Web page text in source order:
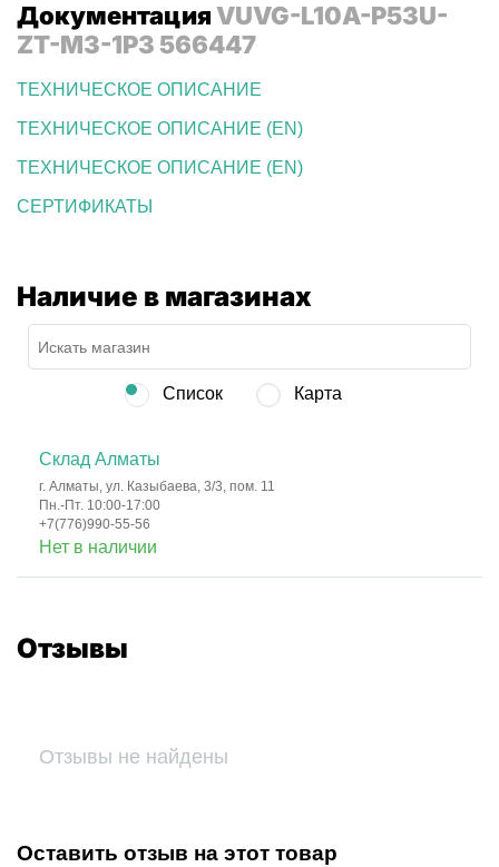
ДокументацияVUVG-L10A-P53U-
ZT-M3-1P3 566447
ТЕХНИЧЕСКОЕ ОПИСАНИЕ
ТЕХНИЧЕСКОЕ ОПИСАНИЕ (EN)
ТЕХНИЧЕСКОЕ ОПИСАНИЕ (EN)
СЕРТИФИКАТЫ
Наличие в магазинах
Список Карта
Склад Алматы
г. Алматы, ул. Казыбаева, 3/3, пом. 11
Пн.-Пт. 10:00-17:00
+7(776)990-55-56
Нет в наличии
Отзывы
Отзывы не найдены
Оставить отзыв на этот товар